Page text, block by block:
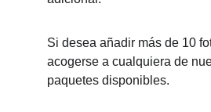
Si desea añadir más de 10
acogerse a cualquiera de
paquetes disponibles.